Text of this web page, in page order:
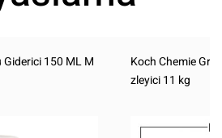
150 ML M
Koch Chemie
zleyici 11 kg